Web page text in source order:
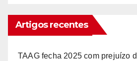
Artigos recentes
TAAG fecha 2025 com prejuízo